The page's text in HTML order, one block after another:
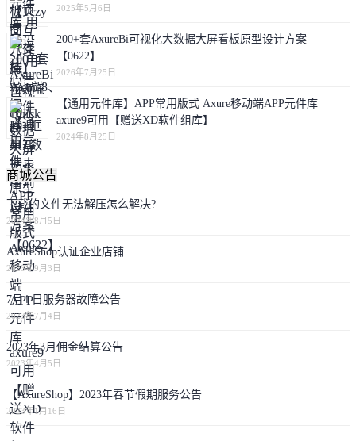
2025年5月6日
200+套AxureBi可视化大数据大屏看板原型设计方案
【0622】
2026年7月25日
【通用元件库】APP常用版式 Axure移动端APP元件库
axure9可用【赠送XD软件组库】
2024年8月25日
商城公告
下载的文件无法解压怎么解决?
2024年8月5日
AxureShop认证企业店铺
2023年9月3日
7月4 日服务器故障公告
2023年7月4日
2023年3月佣金结算公告
2023年4月5日
【AxureShop】2023年春节假期服务公告
2023年1月16日